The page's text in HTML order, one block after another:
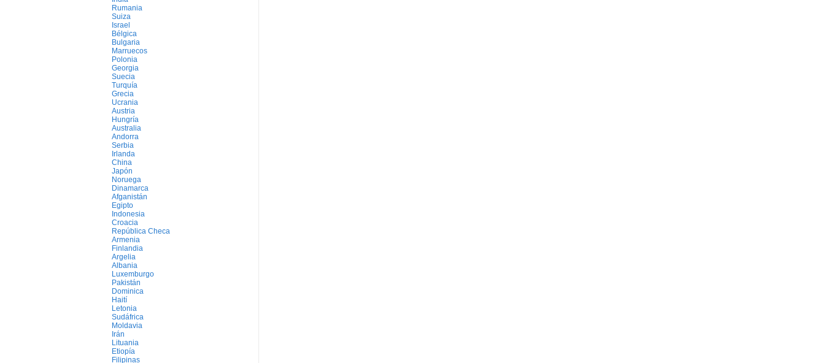
Rumania
Suiza
Israel
Bélgica
Bulgaria
Marruecos
Polonia
Georgia
Suecia
Turquía
Grecia
Ucrania
Austria
Hungría
Australia
Andorra
Serbia
Irlanda
China
Japón
Noruega
Dinamarca
Afganistán
Egipto
Indonesia
Croacia
República Checa
Armenia
Finlandia
Argelia
Albania
Luxemburgo
Pakistán
Dominica
Haití
Letonia
Sudáfrica
Moldavia
Irán
Lituania
Etiopía
Filipinas